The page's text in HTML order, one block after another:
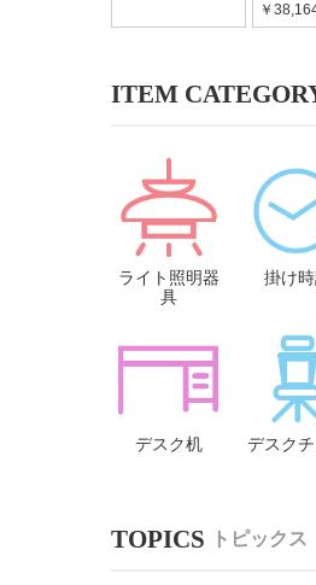
￥
ライト照明器
具
掛け
デスク机 デスク
トピックス